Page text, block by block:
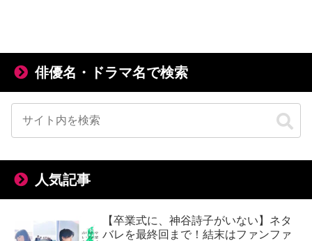
俳優名・ドラマ名で検索
人気記事
【卒業式に、神谷詩子がいない】ネタ
バレを最終回まで！結末はファンファ